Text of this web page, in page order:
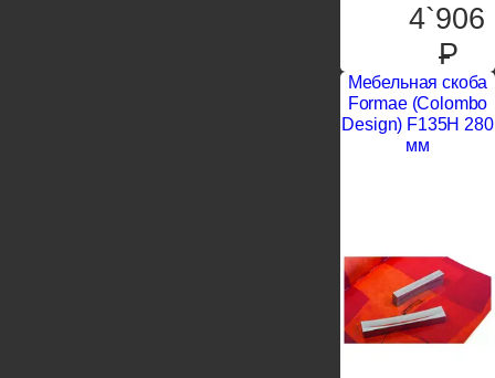
4`906
P
Мебельная скоба
Formae (Colombo
Design) F135H 280
мм